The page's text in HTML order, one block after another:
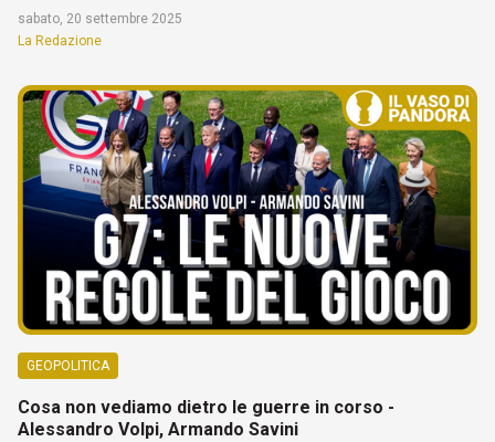
sabato, 20 settembre 2025
La Redazione
GEOPOLITICA
Cosa non vediamo dietro le guerre in corso -
Alessandro Volpi, Armando Savini